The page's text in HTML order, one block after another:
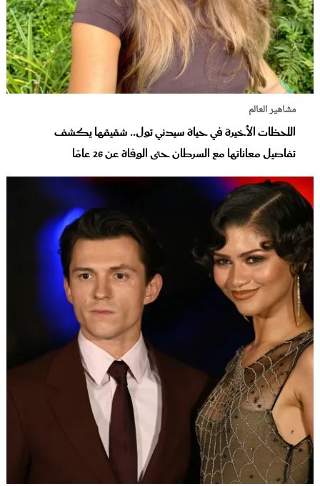
مشاهير العالم
اللحظات الأخيرة في حياة سيدني تول.. شقيقها يكشف
تفاصيل معاناتها مع السرطان حتى الوفاة عن 26 عامًا